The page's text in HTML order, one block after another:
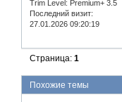
Trim Level: Premium+ 3.5
Последний визит:
27.01.2026 09:20:19
Страница:1
Похожие темы